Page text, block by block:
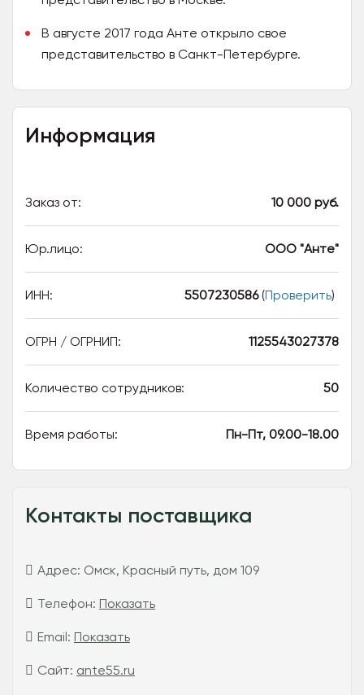
В августе 2017 года Анте открыло свое
представительство в Санкт-Петербурге.
Информация
Заказ от: 10 000 руб.
Юр.лицо: ООО "Анте"
ИНН: 5507230586 (Проверить)
ОГРН / ОГРНИП: 1125543027378
Количество сотрудников: 50
Время работы: Пн-Пт, 09.00-18.00
Контакты поставщика
Адрес: Омск, Красный путь, дом 109
Телефон: Показать
Email: Показать
Сайт: ante55.ru